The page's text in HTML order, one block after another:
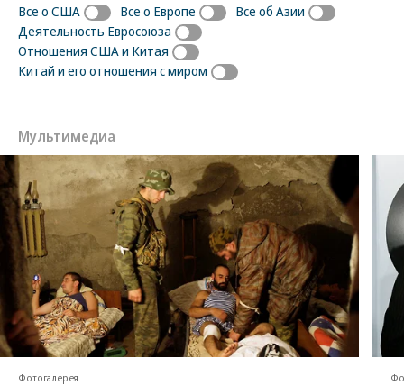
Все о США
Все о Европе
Все об Азии
Деятельность Евросоюза
Отношения США и Китая
Китай и его отношения с миром
Мультимедиа
Фотогалерея